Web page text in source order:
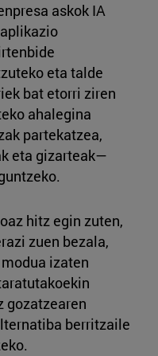
askok IA
eta talde
bat etorri ziren
ahalegina
partekatzea,
eta gizarteak—
hitz egin zuten,
zuen bezala,
izaten
gozatzearen
berritzaile